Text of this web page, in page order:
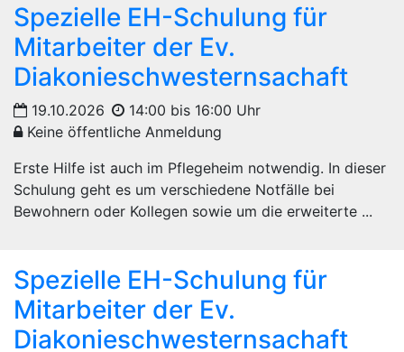
Spezielle EH-Schulung für
Mitarbeiter der Ev.
Diakonieschwesternsachaft
19.10.2026
14:00 bis 16:00 Uhr
Keine öffentliche Anmeldung
Erste Hilfe ist auch im Pflegeheim notwendig. In dieser
Schulung geht es um verschiedene Notfälle bei
Bewohnern oder Kollegen sowie um die erweiterte ...
Spezielle EH-Schulung für
Mitarbeiter der Ev.
Diakonieschwesternsachaft